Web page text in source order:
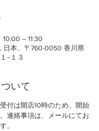
– 11:30
日本、〒760-0050 香川県
−１３
いて
付は開店10時のため、開始
連絡事項は、メールにてお
。